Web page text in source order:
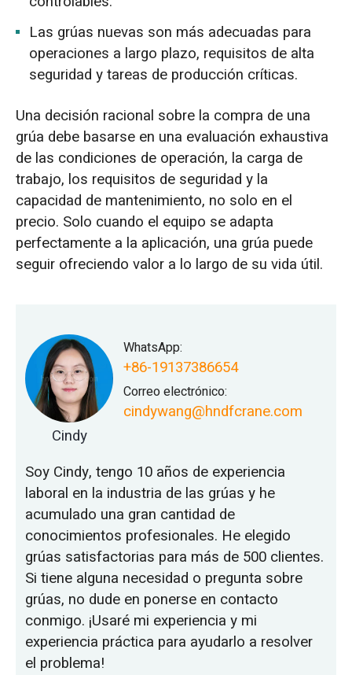
Las grúas nuevas son más adecuadas para
operaciones a largo plazo, requisitos de alta
seguridad y tareas de producción críticas.
Una decisión racional sobre la compra de una
grúa debe basarse en una evaluación exhaustiva
de las condiciones de operación, la carga de
trabajo, los requisitos de seguridad y la
capacidad de mantenimiento, no solo en el
precio. Solo cuando el equipo se adapta
perfectamente a la aplicación, una grúa puede
seguir ofreciendo valor a lo largo de su vida útil.
Cindy
WhatsApp:
+86-19137386654
Correo electrónico:
cindywang@hndfcrane.com
Soy Cindy, tengo 10 años de experiencia
laboral en la industria de las grúas y he
acumulado una gran cantidad de
conocimientos profesionales. He elegido
grúas satisfactorias para más de 500 clientes.
Si tiene alguna necesidad o pregunta sobre
grúas, no dude en ponerse en contacto
conmigo. ¡Usaré mi experiencia y mi
experiencia práctica para ayudarlo a resolver
el problema!